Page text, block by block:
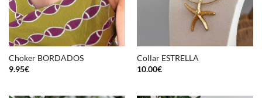
Choker BORDADOS
9.95€
Collar ESTRELLA
10.00€